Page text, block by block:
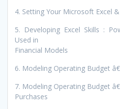
4. Setting Your Microsoft Excel
5. Developing Excel Skills :
Used in
Financial Models
6. Modeling Operating Budget
7. Modeling Operating Budget
Purchases